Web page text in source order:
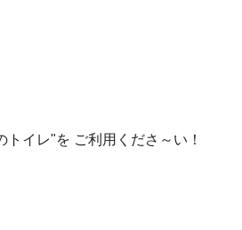
イレ"を ご利用くださ～い！